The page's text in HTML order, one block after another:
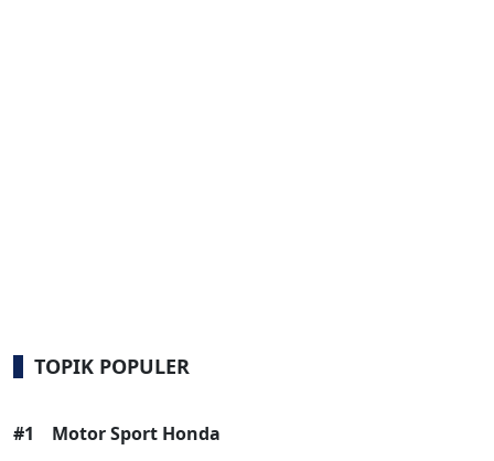
TOPIK POPULER
#1 Motor Sport Honda